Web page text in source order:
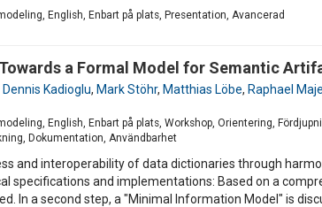
English, Enbart på plats, Presentation, Avancerad
Towards a Formal Model for Semantic
Dennis Kadioglu, Mark Stöhr, Matthias Löbe, Raphael
English, Enbart på plats, Workshop, Orientering,
Dokumentation, Användbarhet
and interoperability of data dictionaries through
specifications and implementations: Based on a
In a second step, a "Minimal Information Model" is